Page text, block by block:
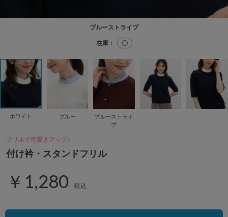
ブルーストライプ
在庫： 〇
ホワイト ブルー
ブルーストライ
プ
フリルで可愛さアップ♪
付け衿・スタンドフリル
￥1,280 税込